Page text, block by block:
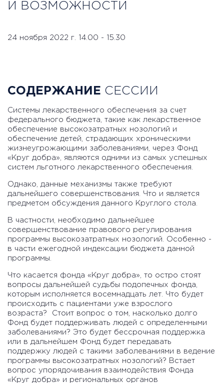
И ВОЗМОЖНОСТИ
24 ноября 2022 г. 14.00 - 15.30
СОДЕРЖАНИЕ СЕССИИ
Системы лекарственного обеспечения за счет
федерального бюджета, такие как лекарственное
обеспечение высокозатратных нозологий и
обеспечение детей, страдающих хроническими
жизнеугрожающими заболеваниями, через Фонд
«Круг добра», являются одними из самых успешных
систем льготного лекарственного обеспечения.
Однако, данные механизмы также требуют
дальнейшего совершенствования. Что и является
предметом обсуждения данного Круглого стола.
В частности, необходимо дальнейшее
совершенствование правового регулирования
программы высокозатратных нозологий. Особенно -
в части ежегодной индексации бюджета данной
программы.
Что касается фонда «Круг добра», то остро стоят
вопросы дальнейшей судьбы подопечных фонда,
которым исполняется восемнадцать лет. Что будет
происходить с пациентами уже взрослого
возраста? Стоит вопрос о том, насколько долго
Фонд будет поддерживать людей с определенными
заболеваниями? Это будет бессрочная поддержка
или в дальнейшем Фонд будет передавать
поддержку людей с такими заболеваниями в ведение
программы высокозатратных нозологий? Встает
вопрос упорядочивания взаимодействия Фонда
«Круг добра» и региональных органов